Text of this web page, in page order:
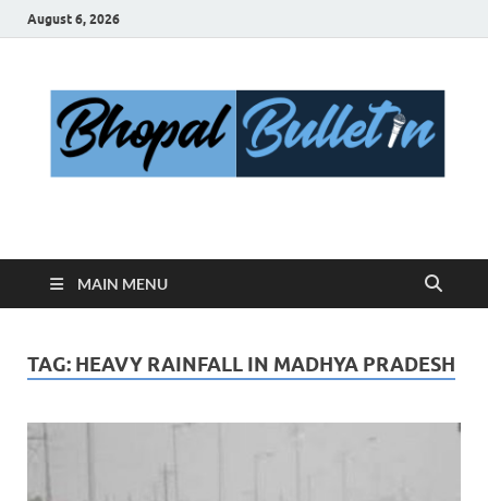
August 6, 2026
Bhopal Bulletin
MAIN MENU
TAG: HEAVY RAINFALL IN MADHYA PRADESH